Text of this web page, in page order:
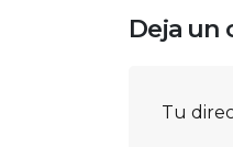
Deja un
Tu